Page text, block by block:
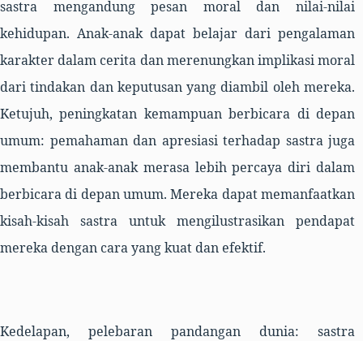
sastra mengandung pesan moral dan nilai-nilai
kehidupan. Anak-anak dapat belajar dari pengalaman
karakter dalam cerita dan merenungkan implikasi moral
dari tindakan dan keputusan yang diambil oleh mereka.
Ketujuh,peningkatan kemampuan berbicara di depan
umum: pemahaman dan apresiasi terhadap sastra juga
membantu anak-anak merasa lebih percaya diri dalam
berbicara di depan umum. Mereka dapat memanfaatkan
kisah-kisah sastra untuk mengilustrasikan pendapat
mereka dengan cara yang kuat dan efektif.
Kedelapan, pelebaran pandangan dunia: sastra